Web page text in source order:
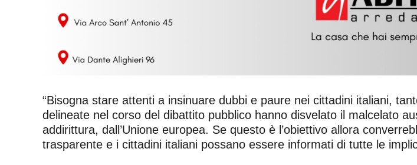
“Bisogna stare attenti a insinuare dubbi e paure nei cittadini italiani,
delineate nel corso del dibattito pubblico hanno disvelato il malcelato
addirittura, dall’Unione europea. Se questo è l’obiettivo allora
trasparente e i cittadini italiani possano essere informati di tutte le